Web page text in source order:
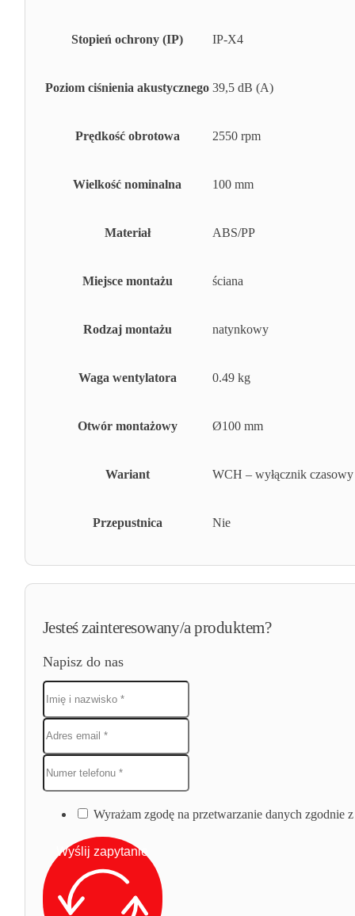
Stopień ochrony (IP) IP-X4
Poziom ciśnienia akustycznego 39,5 dB (A)
Prędkość obrotowa 2550 rpm
Wielkość nominalna 100 mm
Materiał ABS/PP
Miejsce montażu ściana
Rodzaj montażu natynkowy
Waga wentylatora 0.49 kg
Otwór montażowy Ø100 mm
Wariant WCH – wyłącznik
Przepustnica Nie
Jesteś zainteresowany/a produktem?
Napisz do nas
Wyrażam zgodę na przetwarzanie danych zgodnie
Wyślij zapytanie